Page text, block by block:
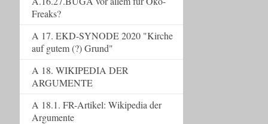
Freaks?
A 17. EKD-SYNODE 2020 "Kirche
auf gutem (?) Grund"
A 18. WIKIPEDIA DER
ARGUMENTE
A 18.1. FR-Artikel: Wikipedia der
Argumente